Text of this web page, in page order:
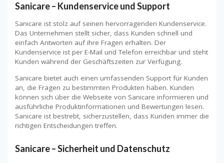
Sanicare – Kundenservice und Support
Sanicare ist stolz auf seinen hervorragenden Kundenservice.
Das Unternehmen stellt sicher, dass Kunden schnell und
einfach Antworten auf ihre Fragen erhalten. Der
Kundenservice ist per E-Mail und Telefon erreichbar und steht
Kunden während der Geschäftszeiten zur Verfügung.
Sanicare bietet auch einen umfassenden Support für Kunden
an, die Fragen zu bestimmten Produkten haben. Kunden
können sich über die Webseite von Sanicare informieren und
ausführliche Produktinformationen und Bewertungen lesen.
Sanicare ist bestrebt, sicherzustellen, dass Kunden immer die
richtigen Entscheidungen treffen.
Sanicare – Sicherheit und Datenschutz